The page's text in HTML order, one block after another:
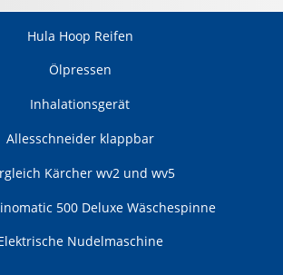
Hula Hoop Reifen
Ölpressen
Inhalationsgerät
Allesschneider klappbar
Kärcher wv2 und wv5
500 Deluxe Wäschespinne
Nudelmaschine